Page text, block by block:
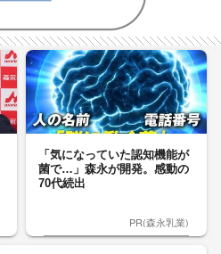
「気になっていた認知機能が
菌で…」森永が開発。感動の
70代続出
PR(森永乳業)